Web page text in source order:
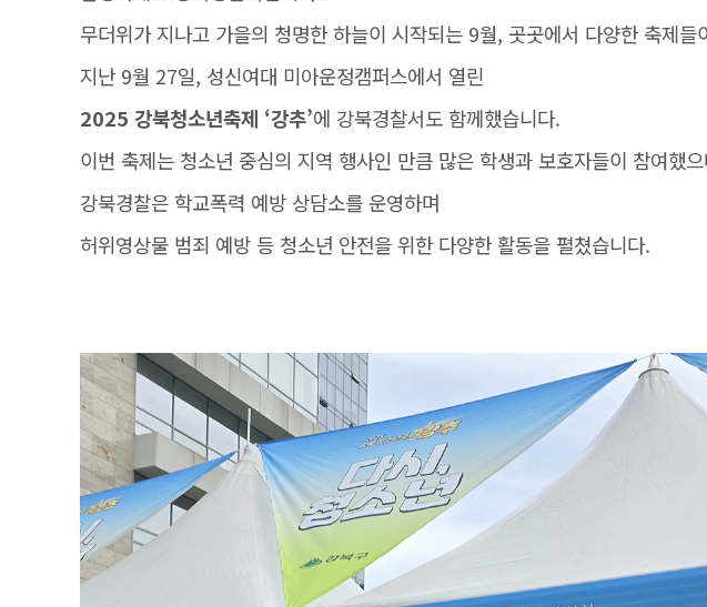
무더위가 지나고 가을의 청명한 하늘이 시작되는 9월, 곳곳에서 다양한 축제들
지난 9월 27일, 성신여대 미아운정캠퍼스에서 열린
2025 강북청소년축제 ‘강추’에 강북경찰서도 함께했습니다.
이번 축제는 청소년 중심의 지역 행사인 만큼 많은 학생과 보호자들이 참여했
강북경찰은 학교폭력 예방 상담소를 운영하며
허위영상물 범죄 예방 등 청소년 안전을 위한 다양한 활동을 펼쳤습니다.